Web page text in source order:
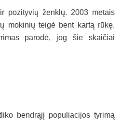
pozityvių ženklų. 2003 metais
mokinių teigė bent kartą rūkę,
parodė, jog šie skaičiai
bendrąjį populiacijos tyrimą